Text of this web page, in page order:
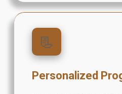
📃
Personalized